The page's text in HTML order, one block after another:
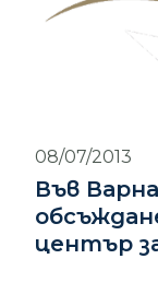
08/07/2013
Във
център